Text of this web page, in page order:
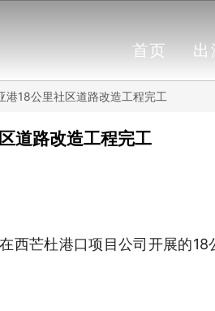
首页 出
港18公里社区道路改造工程完工
道路改造工程完工
西芒杜港口项目公司开展的